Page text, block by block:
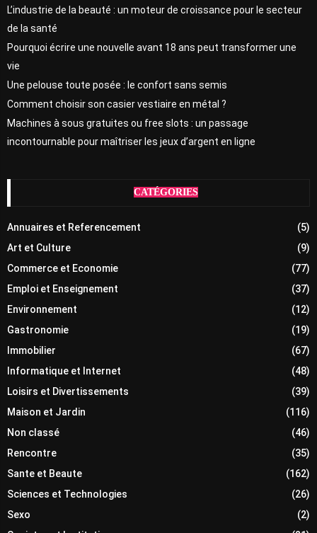
L’industrie de la beauté : un moteur de croissance pour le secteur
de la santé
Pourquoi écrire une nouvelle avant 18 ans peut transformer une
vie
Une pelouse toute posée : le confort sans semis
Comment choisir son casier vestiaire en métal ?
Machines à sous gratuites ou free slots : un passage
incontournable pour maîtriser les jeux d’argent en ligne
CATÉGORIES
Annuaires et Referencement
(5)
Art et Culture
(9)
Commerce et Economie
(77)
Emploi et Enseignement
(37)
Environnement
(12)
Gastronomie
(19)
Immobilier
(67)
Informatique et Internet
(48)
Loisirs et Divertissements
(39)
Maison et Jardin
(116)
Non classé
(46)
Rencontre
(35)
Sante et Beaute
(162)
Sciences et Technologies
(26)
Sexo
(2)